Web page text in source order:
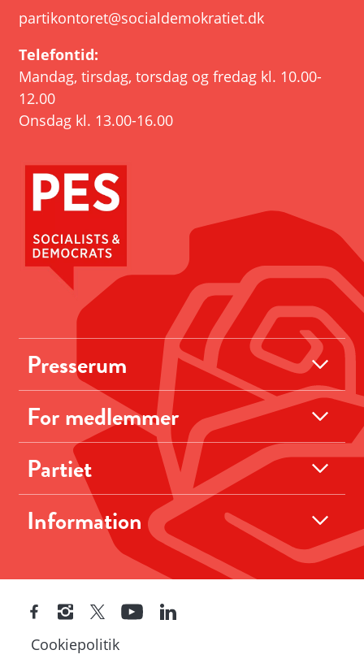
partikontoret@socialdemokratiet.dk
Telefontid:
Mandag, tirsdag, torsdag og fredag kl. 10.00-
12.00
Onsdag kl. 13.00-16.00
Presserum
For medlemmer
Partiet
Information
Cookiepolitik